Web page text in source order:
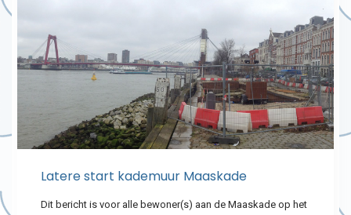
Latere start kademuur Maaskade
Dit bericht is voor alle bewoner(s) aan de Maaskade op het